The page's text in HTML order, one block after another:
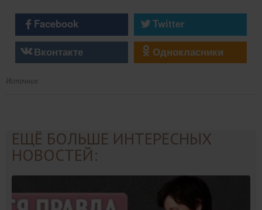
Facebook
Twitter
Вконтакте
Однокласники
Источник
ЕЩЁ БОЛЬШЕ ИНТЕРЕСНЫХ
НОВОСТЕЙ: